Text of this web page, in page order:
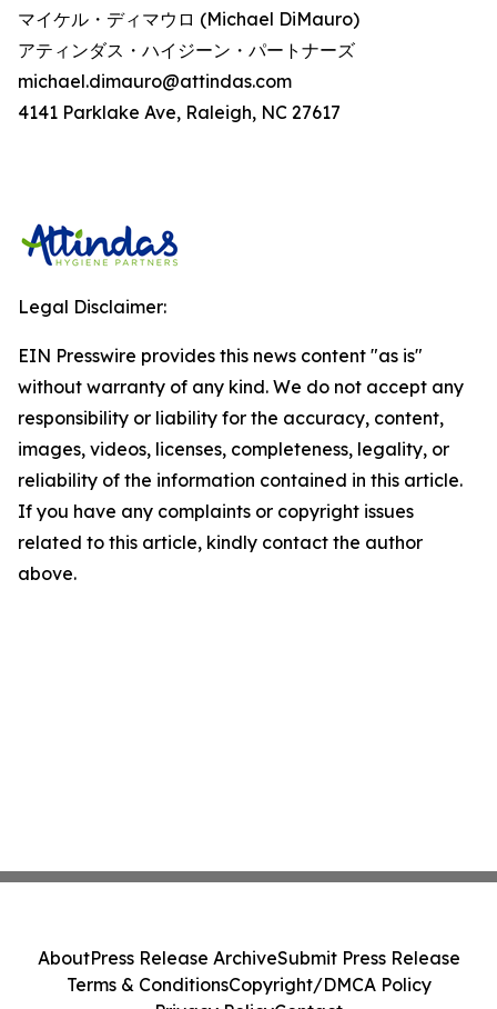
マイケル・ディマウロ (Michael DiMauro)
アティンダス・ハイジーン・パートナーズ
michael.dimauro@attindas.com
4141 Parklake Ave, Raleigh, NC 27617
Legal Disclaimer:
EIN Presswire provides this news content "as is"
without warranty of any kind. We do not accept any
responsibility or liability for the accuracy, content,
images, videos, licenses, completeness, legality, or
reliability of the information contained in this article.
If you have any complaints or copyright issues
related to this article, kindly contact the author
above.
AboutPress Release ArchiveSubmit Press Release
Terms & ConditionsCopyright/DMCA Policy